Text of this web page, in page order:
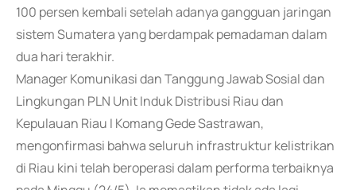
100 persen kembali setelah adanya gangguan jaringan
sistem Sumatera yang berdampak pemadaman dalam
dua hari terakhir.
Manager Komunikasi dan Tanggung Jawab Sosial dan
Lingkungan PLN Unit Induk Distribusi Riau dan
Kepulauan Riau I Komang Gede Sastrawan,
mengonfirmasi bahwa seluruh infrastruktur kelistrikan
di Riau kini telah beroperasi dalam performa terbaiknya